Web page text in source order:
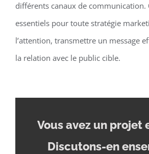
différents canaux de communication.
essentiels pour toute stratégie
l’attention, transmettre un message
la relation avec le public cible.
Vous avez un projet
Discutons-en